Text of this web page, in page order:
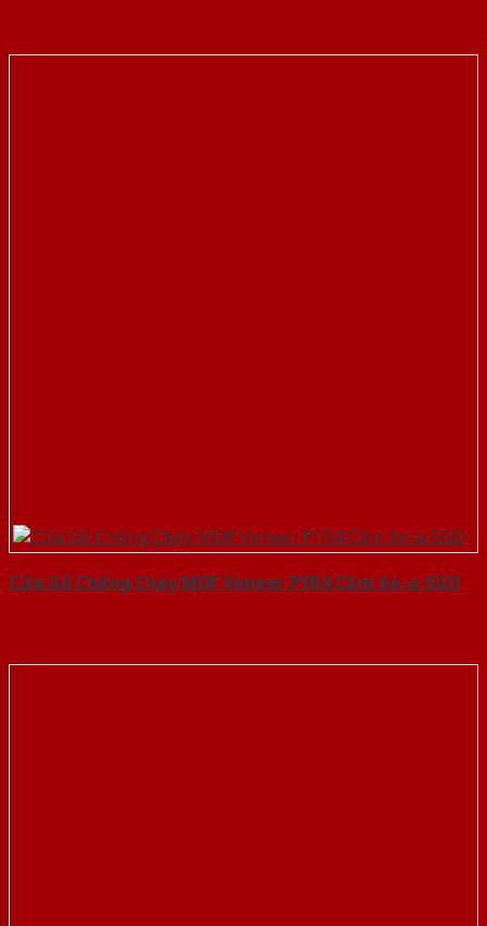
Cửa Gỗ Chống Cháy MDF Veneer P1R4 Căm Xe-a-SGD